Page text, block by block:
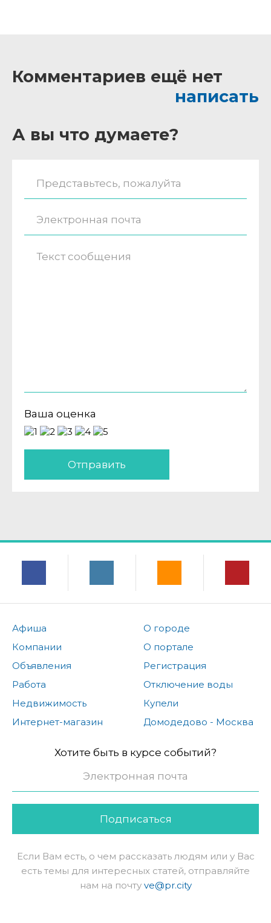
Комментариев ещё нет
написать
А вы что думаете?
Ваша оценка
Отправить
Афиша
Компании
Объявления
Работа
Недвижимость
Интернет-магазин
О городе
О портале
Регистрация
Отключение воды
Купели
Домодедово - Москва
Хотите быть в курсе событий?
Подписаться
Если Вам есть, о чем рассказать людям или у Вас
есть темы для интересных статей, отправляйте
нам на почту ve@pr.city